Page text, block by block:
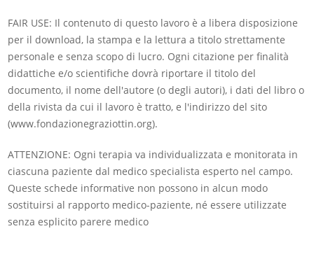
FAIR USE: Il contenuto di questo lavoro è a libera disposizione
per il download, la stampa e la lettura a titolo strettamente
personale e senza scopo di lucro. Ogni citazione per finalità
didattiche e/o scientifiche dovrà riportare il titolo del
documento, il nome dell'autore (o degli autori), i dati del libro o
della rivista da cui il lavoro è tratto, e l'indirizzo del sito
(www.fondazionegraziottin.org).
ATTENZIONE: Ogni terapia va individualizzata e monitorata in
ciascuna paziente dal medico specialista esperto nel campo.
Queste schede informative non possono in alcun modo
sostituirsi al rapporto medico-paziente, né essere utilizzate
senza esplicito parere medico